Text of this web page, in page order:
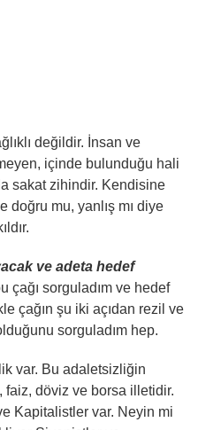
değildir. İnsan ve
içinde bulunduğu hali
sakat zihindir. Kendisine
doğru mu, yanlış mı diye
ve adeta hedef
çağı sorguladım ve hedef
çağın şu iki açıdan rezil ve
sorguladım hep.
var. Bu adaletsizliğin
faiz, döviz ve borsa illetidir.
Kapitalistler var. Neyin mi